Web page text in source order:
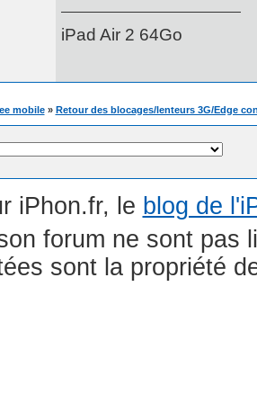
iPad Air 2 64Go
mobile » Retour des blocages/lenteurs 3G/Edge
iPhon.fr, le blog de
forum ne sont pas
sont la propriété